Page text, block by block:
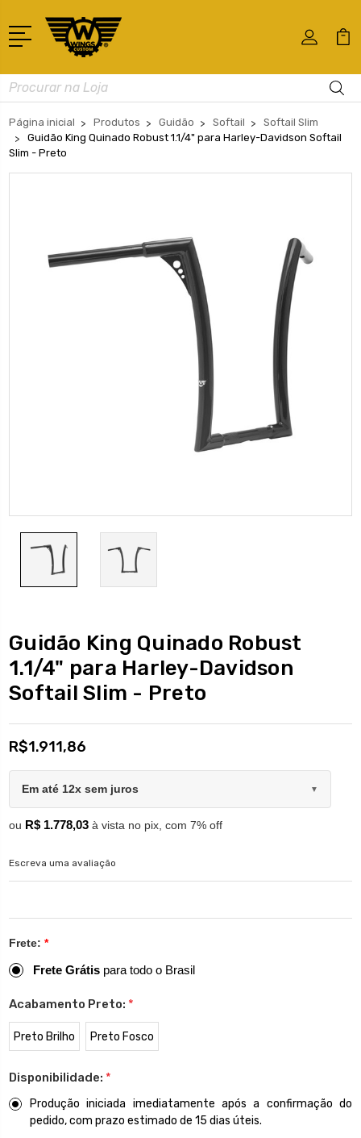
Busca
Página inicial Produtos Guidão Softail
Softail Slim
Guidão King Quinado Robust 1.1/4" para Harley-Davidson Softail
Slim - Preto
Guidão King Quinado Robust
1.1/4" para Harley-Davidson
Softail Slim - Preto
R$1.911,86
Em até 12x sem juros ▼
ou R$ 1.778,03 à vista no pix, com 7% off
Escreva uma avaliação
Frete: *
Frete Grátis para todo o Brasil
Acabamento Preto: *
Preto Brilho Preto Fosco
Disponibilidade: *
Produção iniciada imediatamente após a confirmação do
pedido, com prazo estimado de 15 dias úteis.